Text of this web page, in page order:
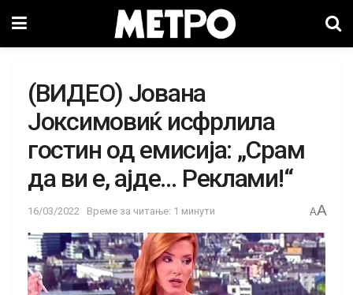
(ВИДЕО) Јована
Јоксимовиќ исфрлила
гостин од емисија: „Срам
да ви е, ајде… Реклами!“
16/03/2022 Време за читање: 1 минути AA